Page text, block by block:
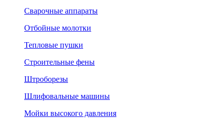
Сварочные аппараты
Отбойные молотки
Тепловые пушки
Строительные фены
Штроборезы
Шлифовальные машины
Мойки высокого давления